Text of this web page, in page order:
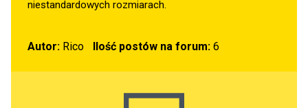
niestandardowych rozmiarach.
Autor: Rico Ilość postów na forum:6